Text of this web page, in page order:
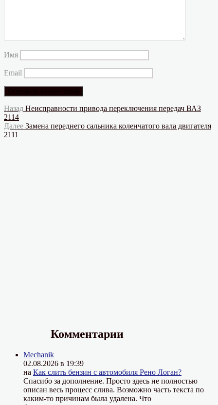
Имя
Email
Навигация
по
записям
Назад Предыдущая
Неисправности привода переключения передач ВАЗ
2114
Далее Следующая
Замена переднего сальника коленчатого вала двигателя
2111
Комментарии
Mechanik
02.08.2026 в 19:39
на Как слить бензин с автомобиля Рено Логан?
Спасибо за дополнение. Просто здесь не полностью
описан весь процесс слива. Возможно часть текста по
каким-то причинам была удалена. Что